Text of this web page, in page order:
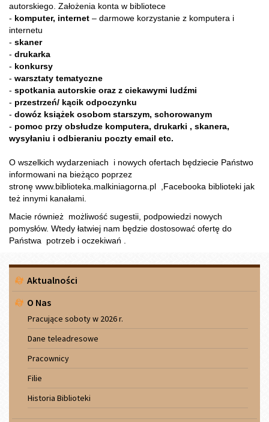
autorskiego. Założenia konta w bibliotece
- komputer, internet – darmowe korzystanie z komputera i
internetu
- skaner
- drukarka
- konkursy
- warsztaty tematyczne
- spotkania autorskie oraz z ciekawymi ludźmi
- przestrzeń/ kącik odpoczynku
- dowóz książek osobom starszym, schorowanym
- pomoc przy obsłudze komputera, drukarki , skanera,
wysyłaniu i odbieraniu poczty email etc.
O wszelkich wydarzeniach i nowych ofertach będziecie Państwo
informowani na bieżąco poprzez
stronę www.biblioteka.malkiniagorna.pl ,Facebooka biblioteki jak
też innymi kanałami.
Macie również możliwość sugestii, podpowiedzi nowych
pomysłów. Wtedy łatwiej nam będzie dostosować ofertę do
Państwa potrzeb i oczekiwań .
Menu
boczne
Aktualności
O Nas
Pracujące soboty w 2026 r.
Dane teleadresowe
Pracownicy
Filie
Historia Biblioteki